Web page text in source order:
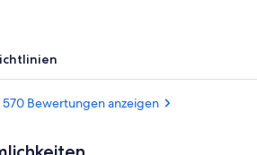
570 Bewertungen anzeigen